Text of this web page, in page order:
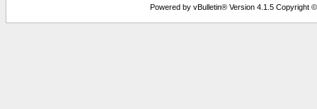
Powered by vBulletin® Version 4.1.5 Copyright